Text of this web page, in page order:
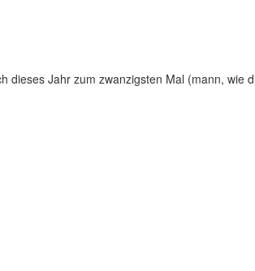
dieses Jahr zum zwanzigsten Mal (mann, wie